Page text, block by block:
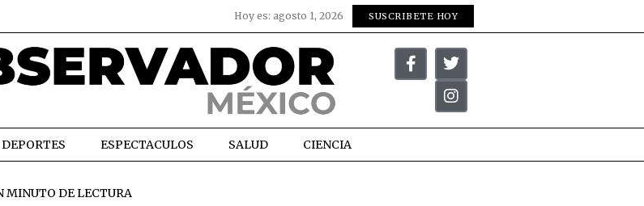
Hoy es: agosto 1, 2026 SUSCRIBETE HOY
DEPORTES ESPECTACULOS SALUD CIENCIA
MINUTO DE LECTURA